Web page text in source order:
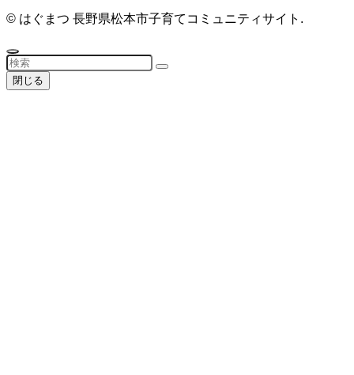
© はぐまつ 長野県松本市子育てコミュニティサイト.
閉じる